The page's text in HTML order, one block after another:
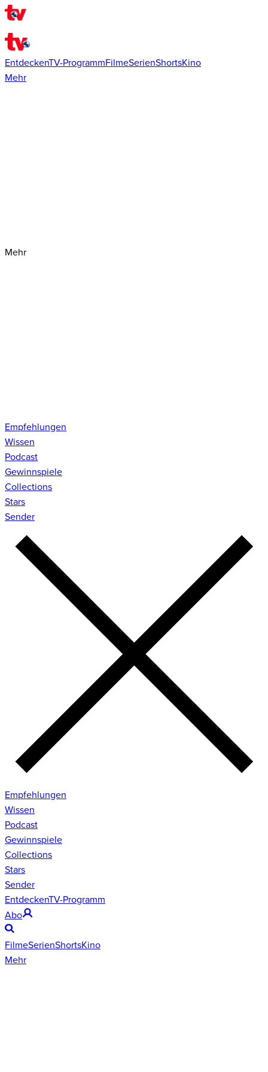
EntdeckenTV-ProgrammFilmeSerienShortsKino
Mehr
Mehr
Empfehlungen
Wissen
Podcast
Gewinnspiele
Collections
Stars
Sender
Empfehlungen
Wissen
Podcast
Gewinnspiele
Collections
Stars
Sender
EntdeckenTV-Programm
Abo
FilmeSerienShortsKino
Mehr